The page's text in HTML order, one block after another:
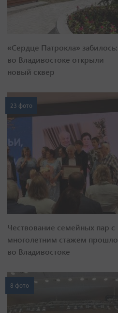
«Сердце Патрокла» забилось:
во Владивостоке открыли
новый сквер
23 фото
Чествование семейных пар с
многолетним стажем прошло
во Владивостоке
8 фото